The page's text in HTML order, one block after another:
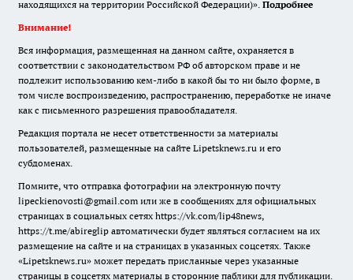
находящихся на территории Российской Федерации)». Подробнее
Внимание!
Вся информация, размещенная на данном сайте, охраняется в
соответствии с законодательством РФ об авторском праве и не
подлежит использованию кем-либо в какой бы то ни было форме, в
том числе воспроизведению, распространению, переработке не иначе
как с письменного разрешения правообладателя.
Редакция портала не несет ответственности за материалы
пользователей, размещенные на сайте Lipetsknews.ru и его
субдоменах.
Помните, что отправка фотографии на электронную почту
lipeckienovosti@gmail.com или же в сообщениях для официальных
страницах в социальных сетях https://vk.com/lip48news,
https://t.me/abireglip автоматически будет являться согласием на их
размещение на сайте и на страницах в указанных соцсетях. Также
«Lipetsknews.ru» может передать присланные через указанные
страницы в соцсетях материалы в сторонние паблики для публикации.